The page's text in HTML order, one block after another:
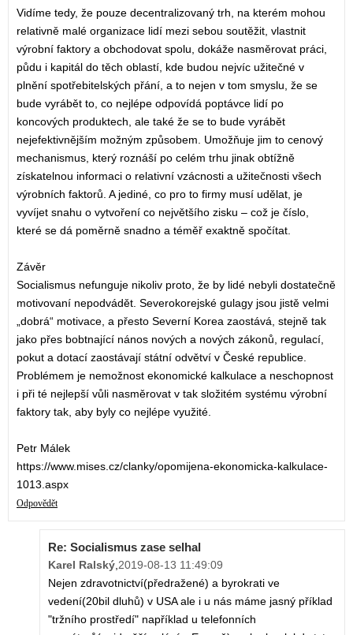
Vidíme tedy, že pouze decentralizovaný trh, na kterém mohou
relativně malé organizace lidí mezi sebou soutěžit, vlastnit
výrobní faktory a obchodovat spolu, dokáže nasměrovat práci,
půdu i kapitál do těch oblastí, kde budou nejvíc užitečné v
plnění spotřebitelských přání, a to nejen v tom smyslu, že se
bude vyrábět to, co nejlépe odpovídá poptávce lidí po
koncových produktech, ale také že se to bude vyrábět
nejefektivnějším možným způsobem. Umožňuje jim to cenový
mechanismus, který roznáší po celém trhu jinak obtížně
získatelnou informaci o relativní vzácnosti a užitečnosti všech
výrobních faktorů. A jediné, co pro to firmy musí udělat, je
vyvíjet snahu o vytvoření co největšího zisku – což je číslo,
které se dá poměrně snadno a téměř exaktně spočítat.
Závěr
Socialismus nefunguje nikoliv proto, že by lidé nebyli dostatečně
motivovaní nepodvádět. Severokorejské gulagy jsou jistě velmi
„dobrá“ motivace, a přesto Severní Korea zaostává, stejně tak
jako přes bobtnající nános nových a nových zákonů, regulací,
pokut a dotací zaostávají státní odvětví v České republice.
Problémem je nemožnost ekonomické kalkulace a neschopnost
i při té nejlepší vůli nasměrovat v tak složitém systému výrobní
faktory tak, aby byly co nejlépe využité.
Petr Málek
https://www.mises.cz/clanky/opomijena-ekonomicka-kalkulace-
1013.aspx
Odpovědět
Re: Socialismus zase selhal
Karel Ralský 2019-08-13 11:49:09
Nejen zdravotnictví(předražené) a byrokrati ve
vedení(20bil dluhů) v USA ale i u nás máme jasný příklad
"tržního prostředí" například u telefonních